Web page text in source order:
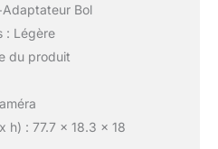
Bol
: Légère
du produit
h) : 77.7 x 18.3 x 18